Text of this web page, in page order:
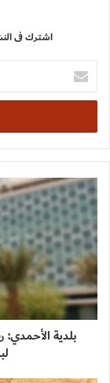
اشترك فى
أدخل
بريدك
الإلكتروني